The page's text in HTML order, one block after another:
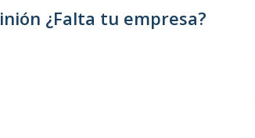
¿Falta tu empresa?